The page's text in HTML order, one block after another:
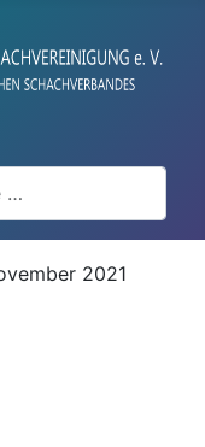
2021